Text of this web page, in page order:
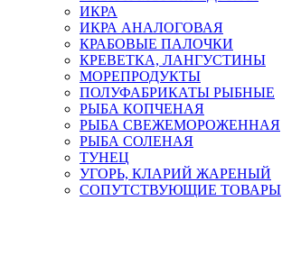
ИКРА
ИКРА АНАЛОГОВАЯ
КРАБОВЫЕ ПАЛОЧКИ
КРЕВЕТКА, ЛАНГУСТИНЫ
МОРЕПРОДУКТЫ
ПОЛУФАБРИКАТЫ РЫБНЫЕ
РЫБА КОПЧЕНАЯ
РЫБА СВЕЖЕМОРОЖЕННАЯ
РЫБА СОЛЕНАЯ
ТУНЕЦ
УГОРЬ, КЛАРИЙ ЖАРЕНЫЙ
СОПУТСТВУЮЩИЕ ТОВАРЫ